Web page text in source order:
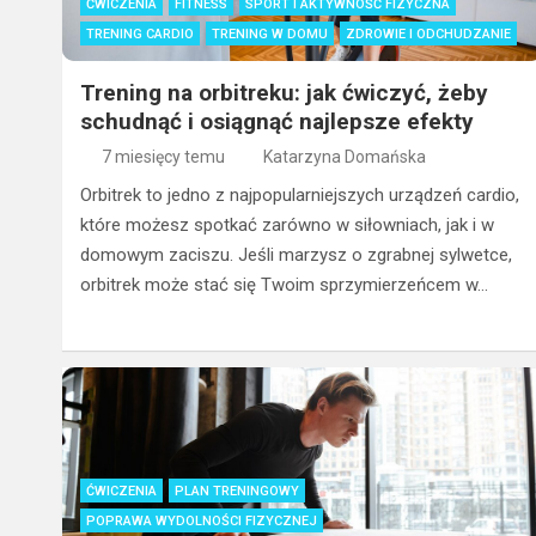
ĆWICZENIA FITNESS
SPORT I AKTYWNOŚĆ FIZYCZNA
TRENING CARDIO
TRENING W DOMU ZDROWIE I ODCHUDZANIE
Trening na orbitreku: jak ćwiczyć, żeby
schudnąć i osiągnąć najlepsze efekty
7 miesięcy temu Katarzyna Domańska
Orbitrek to jedno z najpopularniejszych urządzeń cardio,
które możesz spotkać zarówno w siłowniach, jak i w
domowym zaciszu. Jeśli marzysz o zgrabnej sylwetce,
orbitrek może stać się Twoim sprzymierzeńcem w…
ĆWICZENIA
PLAN TRENINGOWY
POPRAWA WYDOLNOŚCI FIZYCZNEJ